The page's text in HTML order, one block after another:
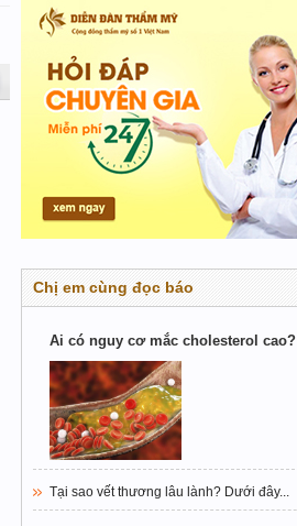
Chị em cùng đọc báo
Ai có nguy cơ mắc cholesterol cao?
Tại sao vết thương lâu lành? Dưới đây...